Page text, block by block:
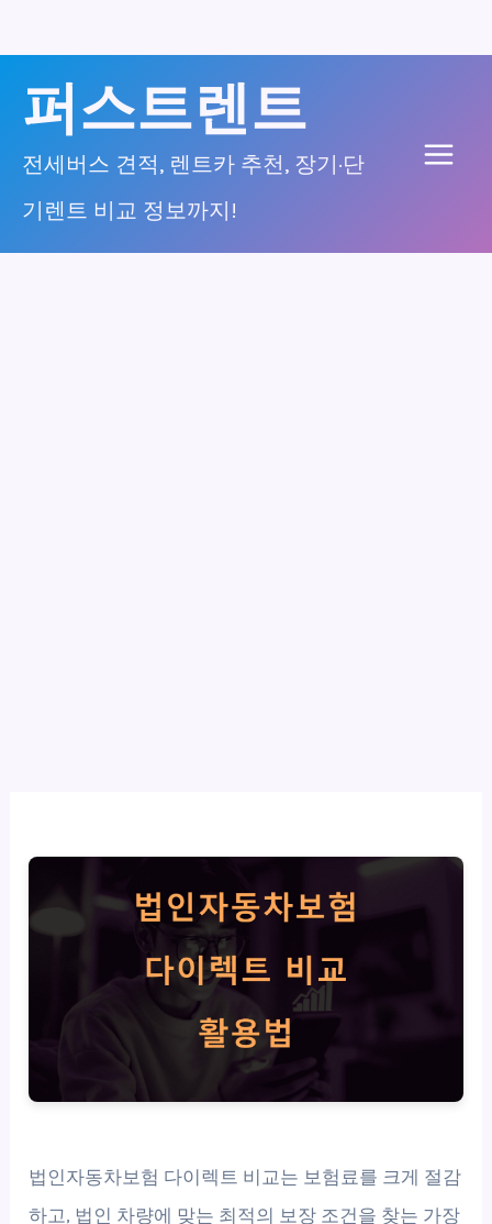
너
퍼스트렌트
전세버스 견적, 렌트카 추천, 장기·단
기렌트 비교 정보까지!
법인자동차보험 다이렉트 비교는 보험료를 크게 절감
하고, 법인 차량에 맞는 최적의 보장 조건을 찾는 가장